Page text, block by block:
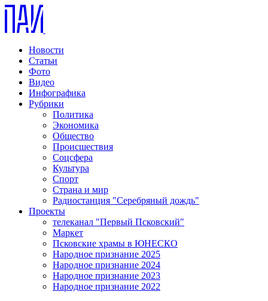
Новости
Статьи
Фото
Видео
Инфографика
Рубрики
Политика
Экономика
Общество
Происшествия
Соцсфера
Культура
Спорт
Страна и мир
Радиостанция "Серебряный дождь"
Проекты
телеканал "Первый Псковский"
Маркет
Псковские храмы в ЮНЕСКО
Народное признание 2025
Народное признание 2024
Народное признание 2023
Народное признание 2022